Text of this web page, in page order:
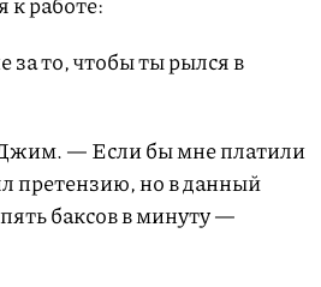
то, чтобы ты рылся в
— Если бы мне платили
претензию, но в данный
баксов в минуту —